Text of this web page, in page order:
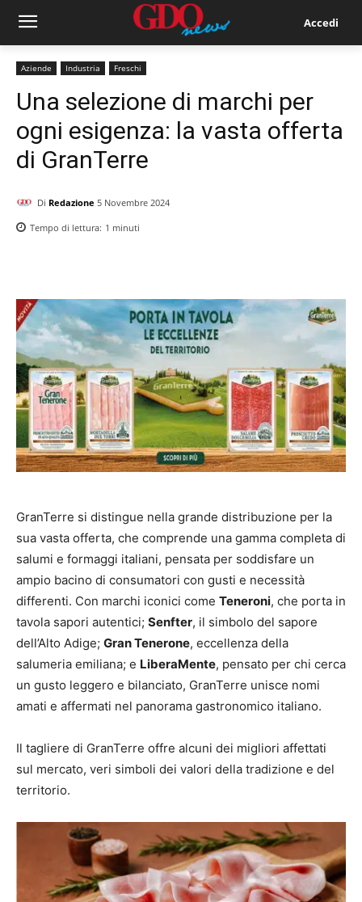
Accedi
Aziende Industria Freschi
Una selezione di marchi per
ogni esigenza: la vasta offerta
di GranTerre
Di Redazione 5 Novembre 2024
Tempo di lettura: 1 minuti
GranTerre si distingue nella grande distribuzione per la
sua vasta offerta, che comprende una gamma completa di
salumi e formaggi italiani, pensata per soddisfare un
ampio bacino di consumatori con gusti e necessità
differenti. Con marchi iconici come Teneroni, che porta in
tavola sapori autentici; Senfter, il simbolo del sapore
dell’Alto Adige; Gran Tenerone, eccellenza della
salumeria emiliana; e LiberaMente, pensato per chi cerca
un gusto leggero e bilanciato, GranTerre unisce nomi
amati e affermati nel panorama gastronomico italiano.
Il tagliere di GranTerre offre alcuni dei migliori affettati
sul mercato, veri simboli dei valori della tradizione e del
territorio.